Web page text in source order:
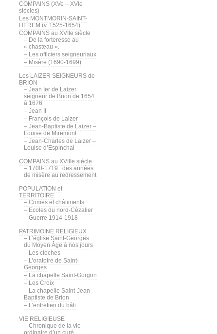
COMPAINS (XVe – XVIe
siècles)
Les MONTMORIN-SAINT-
HEREM (v. 1525-1654)
COMPAINS au XVIIe siècle
– De la forteresse au
« chasteau ».
– Les officiers seigneuriaux
– Misère (1690-1699)
Les LAIZER SEIGNEURS de
BRION
– Jean Ier de Laizer
seigneur de Brion de 1654
à 1676
– Jean II
– François de Laizer
– Jean-Baptiste de Laizer –
Louise de Miremont
– Jean-Charles de Laizer –
Louise d’Espinchal
COMPAINS au XVIIIe siècle
– 1700-1719 : des années
de misère au redressement
POPULATION et
TERRITOIRE
– Crimes et châtiments
– Ecoles du nord-Cézalier
– Guerre 1914-1918
PATRIMOINE RELIGIEUX
– L’église Saint-Georges
du Moyen Âge à nos jours
– Les cloches
– L’oratoire de Saint-
Georges
– La chapelle Saint-Gorgon
– Les Croix
– La chapelle Saint-Jean-
Baptiste de Brion
– L’entretien du bâti
VIE RELIGIEUSE
– Chronique de la vie
ordinaire d’un curé